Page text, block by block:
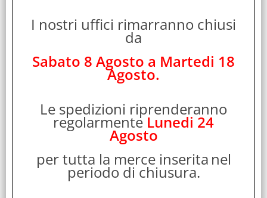
IN POLIESTERE COLORE GRIGIO/AZZURRO
134656
Cod. EAN:
4260403570388
I nostri uffici rimarranno chiusi
da
Sabato 8 Agosto a Martedi 18
Agosto.
Le spedizioni riprenderanno
regolarmente Lunedi 24
Agosto
per tutta la merce inserita nel
periodo di chiusura.